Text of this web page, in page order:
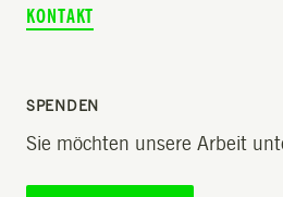
KONTAKT
SPENDEN
Sie möchten unsere Arbeit